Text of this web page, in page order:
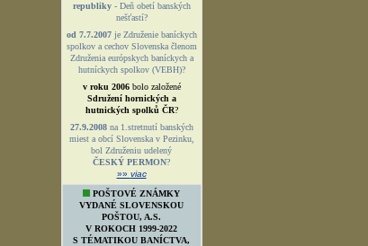
republiky - Deň obetí banských
nešťastí?
od 7.7.2007je Združenie baníckych
spolkov a cechov Slovenska členom
Združenia európskych baníckych a
hutníckych spolkov (VEBH)?
v roku 2006bolo založené
Sdružení hornických a
hutnických spolků ČR?
27.9.2008na 1.stretnutí banských
miest a obcí Slovenska v Pezinku,
bol Združeniu udelený
ČESKÝ PERMON?
»» viac
POŠTOVÉ ZNÁMKY
VYDANÉ SLOVENSKOU
POŠTOU, A.S.
V ROKOCH 1999-2022
S TÉMATIKOU BANÍCTVA,